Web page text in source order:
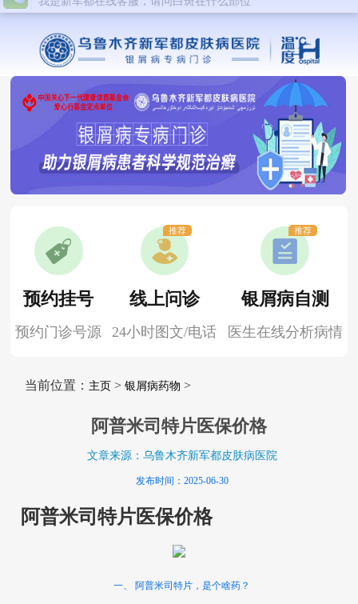
预约挂号
预约门诊号源
线上问诊
24小时图文/电话
推荐
银屑病自测
医生在线分析病情
推荐
当前位置： 主页> 银屑病药物 >
阿普米司特片医保价格
文章来源：乌鲁木齐新军都皮肤病医院
发布时间：2025-06-30
阿普米司特片医保价格
一、 阿普米司特片，是个啥药？